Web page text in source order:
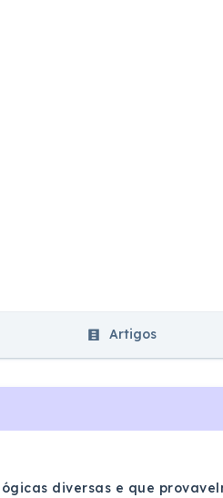
Artigos
diversas e que